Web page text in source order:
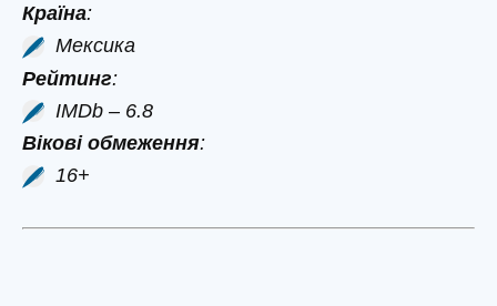
Країна:
Мексика
Рейтинг:
IMDb – 6.8
Вікові обмеження:
16+